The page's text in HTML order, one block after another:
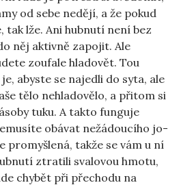
od sebe nedějí, a že pokud
tak lže. Ani hubnutí není bez
něj aktivně zapojit. Ale
zoufale hladovět. Tou
abyste se najedli do syta, ale
tělo nehladovělo, a přitom si
tuku. A takto funguje
obávat nežádoucího jo-
promyšlená, takže se vám u ní
ztratili svalovou hmotu,
chybět při přechodu na